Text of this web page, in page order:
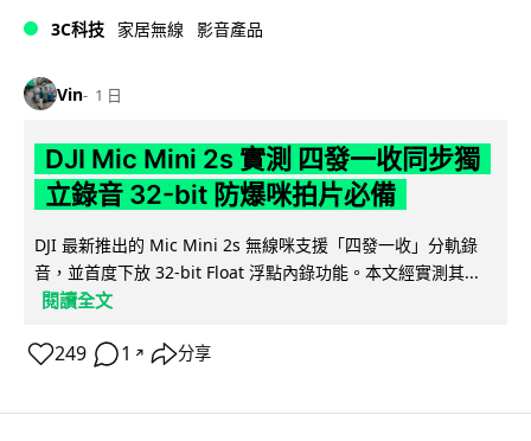
3C科技 家居無線 影音產品
Vin 1 日
DJI Mic Mini 2s 實測 四發一收同步獨
立錄音 32-bit 防爆咪拍片必備
DJI 最新推出的 Mic Mini 2s 無線咪支援「四發一收」分軌錄
音，並首度下放 32-bit Float 浮點內錄功能。本文經實測其...
閱讀全文
249 1 ↗ 分享